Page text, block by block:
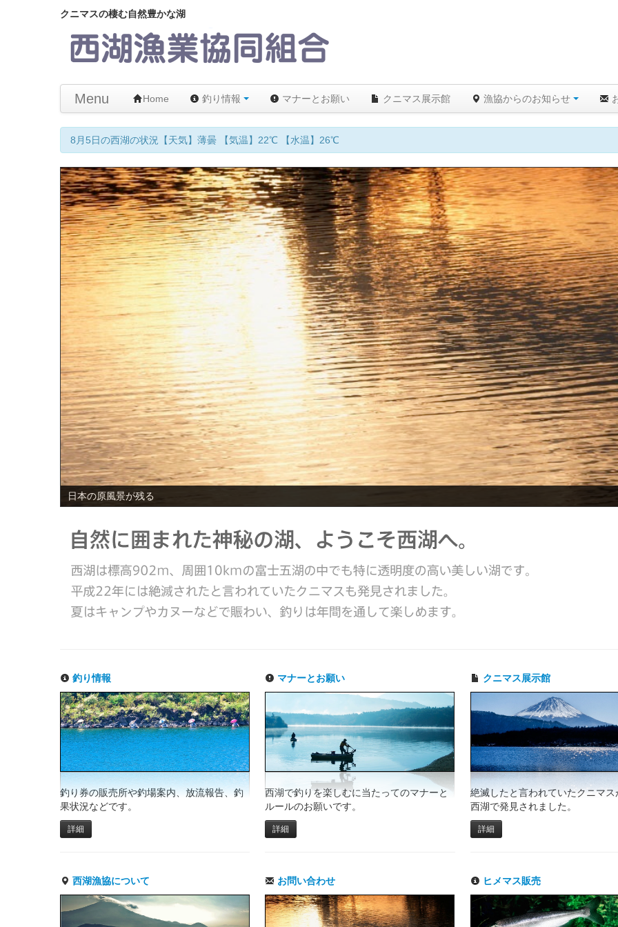
クニマスの棲む自然豊かな湖
Menu Home 釣り情報 マナーとお願い クニマス展示館 漁協からのお知らせ
8月5日の西湖の状況【天気】薄曇 【気温】22℃ 【水温】26℃
日本の原風景が残る
釣り情報
釣り券の販売所や釣場案内、放流報告、釣
果状況などです。
詳細
マナーとお願い
西湖で釣りを楽しむに当たってのマナーと
ルールのお願いです。
詳細
クニマス展示館
絶滅したと言われていたクニマ
西湖で発見されました。
詳細
西湖漁協について お問い合わせ ヒメマス販売